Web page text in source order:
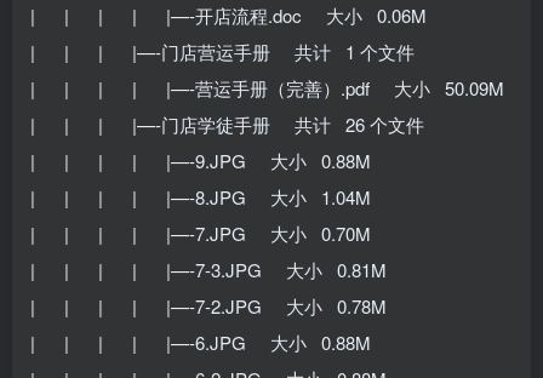
| | | | |—-开店流程.doc 大小 0.06M
| | | |—-门店营运手册 共计 1 个文件
| | | | |—-营运手册（完善）.pdf 大小 50.09M
| | | |—-门店学徒手册 共计 26 个文件
| | | | |—-9.JPG 大小 0.88M
| | | | |—-8.JPG 大小 1.04M
| | | | |—-7.JPG 大小 0.70M
| | | | |—-7-3.JPG 大小 0.81M
| | | | |—-7-2.JPG 大小 0.78M
| | | | |—-6.JPG 大小 0.88M